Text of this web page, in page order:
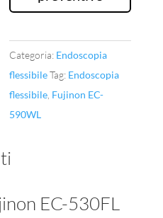
Categoria: Endoscopia
flessibileTag: Endoscopia
flessibile Fujinon EC-
590WL
EC-530FL